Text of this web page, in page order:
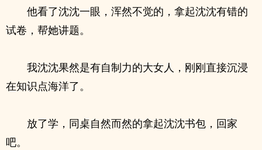
他看了沈沈一眼，浑然不觉的，拿起沈沈有错的
试卷，帮她讲题。
我沈沈果然是有自制力的大女人，刚刚直接沉浸
在知识点海洋了。
放了学，同桌自然而然的拿起沈沈书包，回家
吧。